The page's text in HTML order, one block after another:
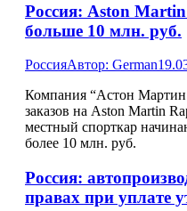
Россия: Aston Martin
больше 10 млн. руб.
РоссияАвтор: German
Компания “Астон
заказов на Aston Martin
местный спорткар
более 10 млн. руб.
Россия:
правах при уплате